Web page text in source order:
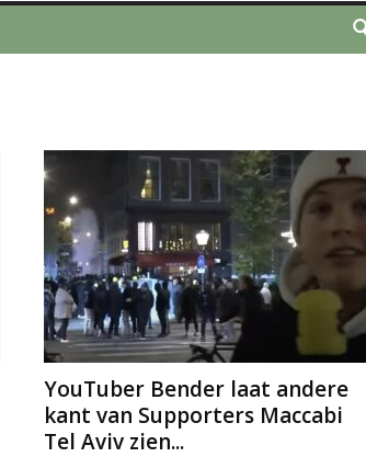
YouTuber Bender laat andere
kant van Supporters Maccabi
Tel Aviv zien...